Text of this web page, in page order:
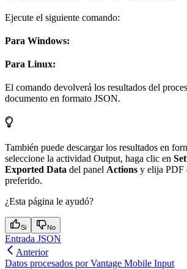
Ejecute el siguiente comando:
Para Windows:
Para Linux:
El comando devolverá los resultados del
documento en formato JSON.
También puede descargar los resultados en
seleccione la actividad Output, haga clic en
Exported Data del panel Actions y elija PDF
preferido.
¿Esta página le ayudó?
Si No
Entrada JSON
Anterior
Datos procesados por Vantage Mobile Input